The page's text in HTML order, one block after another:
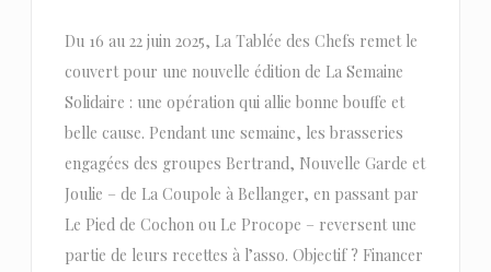
Du 16 au 22 juin 2025, La Tablée des Chefs remet le
couvert pour une nouvelle édition de La Semaine
Solidaire : une opération qui allie bonne bouffe et
belle cause. Pendant une semaine, les brasseries
engagées des groupes Bertrand, Nouvelle Garde et
Joulie – de La Coupole à Bellanger, en passant par
Le Pied de Cochon ou Le Procope – reversent une
partie de leurs recettes à l’asso. Objectif ? Financer